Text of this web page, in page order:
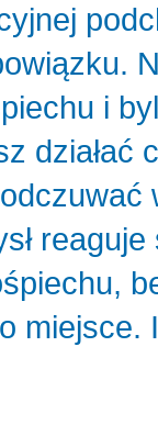
i
działać